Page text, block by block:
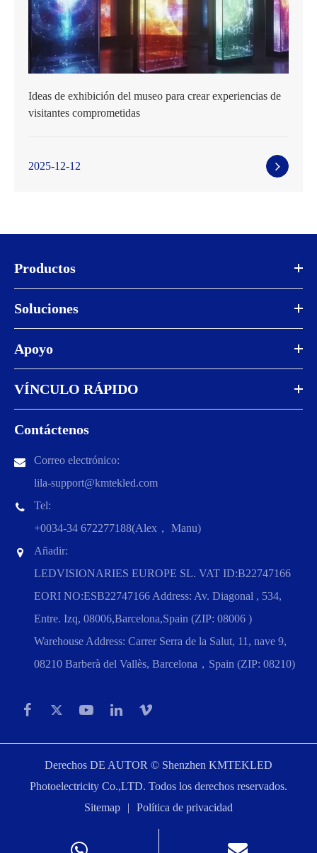
Ideas de exhibición del museo para crear experiencias de
visitantes comprometidas
2025-12-12
Productos
Soluciones
Apoyo
VÍNCULO RÁPIDO
Contáctenos
Correo electrónico:
lila-support@kmtekled.com
Tel:
+0034-34 672277188(Alex， Manu)
Añadir:
LEDVISIONARIES EUROPE SL. VAT ID:B22747166
EORI NO:ESB22747166 Address: Av. Diagonal , 534,
Entre. Izq, 08006,Barcelona,Spain (ZIP: 08006 )
Warehouse Address: Carrer Serra de la Salut, 11, nave 9,
08210 Barberà del Vallès, Barcelona，Spain (ZIP: 08210)
Derechos DE AUTOR © Shenzhen KMTEKLED
Photoelectricity Co.,LTD. Todos los derechos reservados.
Sitemap
Política de privacidad